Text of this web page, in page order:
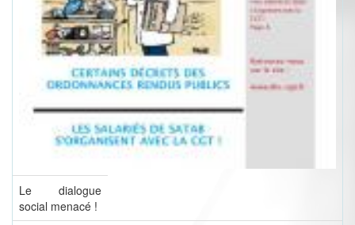
Le dialogue
social menacé !